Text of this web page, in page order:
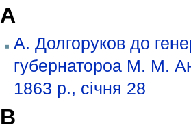
А
А. Долгоруков до
губернатороа М. М.
1863 р., січня 28
В